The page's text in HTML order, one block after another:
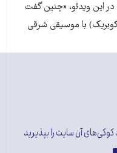
در این ویدئو، «چنین گفت
با موسیقی شرقی
آن سایت را بپذیرید